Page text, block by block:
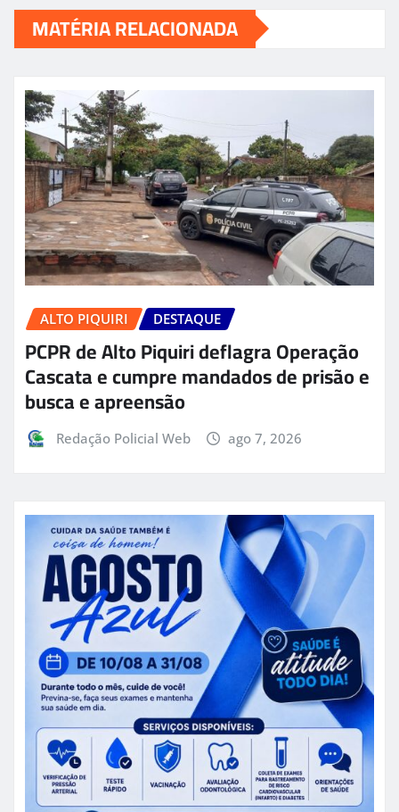
MATÉRIA RELACIONADA
ALTO PIQUIRI DESTAQUE
PCPR de Alto Piquiri deflagra Operação
Cascata e cumpre mandados de prisão e
busca e apreensão
Redação Policial Web ago 7, 2026